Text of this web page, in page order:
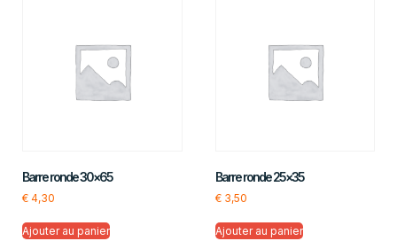
Barre ronde 30×65
€ 4,30
Ajouter au panier
Barre ronde 25×35
€3,50
Ajouter au panier